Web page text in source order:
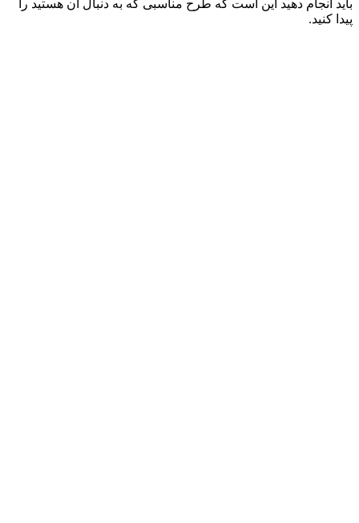
باید انجام دهید این است که طرح مناسبی که به دنبال آن هستید را
پیدا کنید.